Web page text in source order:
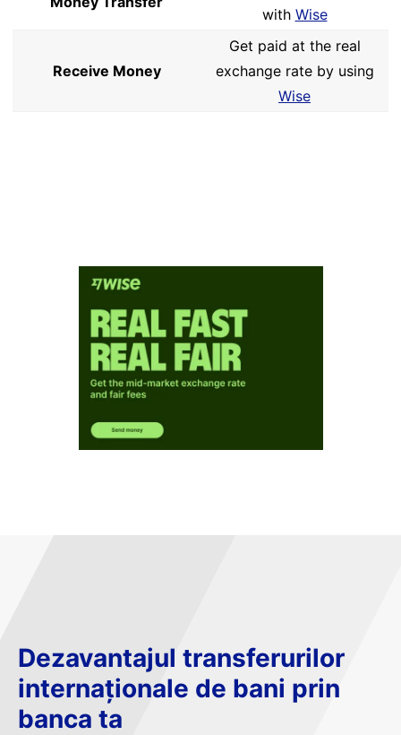
with Wise
Receive Money
Get paid at the real
exchange rate by using
Wise
Dezavantajul transferurilor
internaționale de bani prin
banca ta